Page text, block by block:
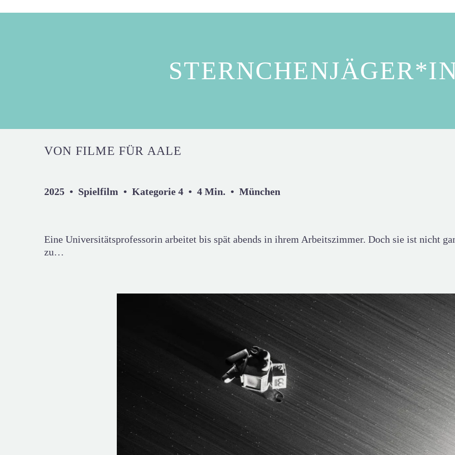
VON FILME FÜR AALE
2025 • Spielfilm • Kategorie 4 • 4 Min. • München
Eine Universitätsprofessorin arbeitet bis spät abends in ihrem Arbeitszimmer. Doch sie ist nicht
zu…